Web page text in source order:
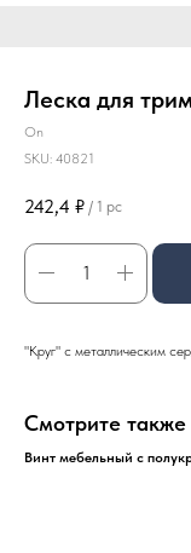
Леска для
On
SKU: 40821
242,4 ₽ / 1 pc
"Круг" с металлическим
Смотрите также
Винт мебельный с